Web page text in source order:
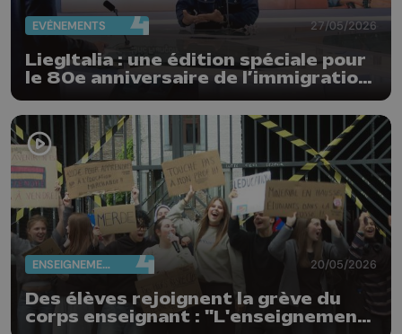
EVÈNEMENTS 27/05/2026
LiegItalia : une édition spéciale pour
le 80e anniversaire de l’immigration
italienne en Belgique
ENSEIGNEMENT 20/05/2026
Des élèves rejoignent la grève du
corps enseignant : "L'enseignement